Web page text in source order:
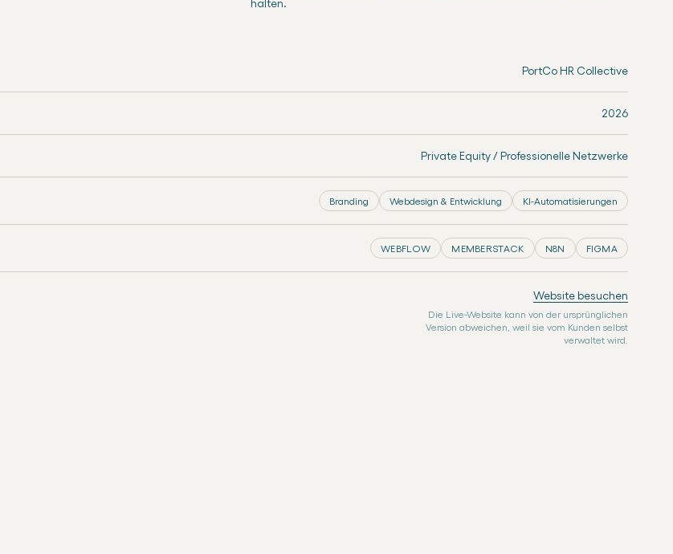
halten.
PortCo HR Collective
2026
Private Equity / Professionelle Netzwerke
Branding Webdesign & Entwicklung KI-Automatisierungen
WEBFLOW MEMBERSTACK N8N FIGMA
Website besuchen
Die Live-Website kann von der ursprünglichen
Version abweichen, weil sie vom Kunden selbst
verwaltet wird.